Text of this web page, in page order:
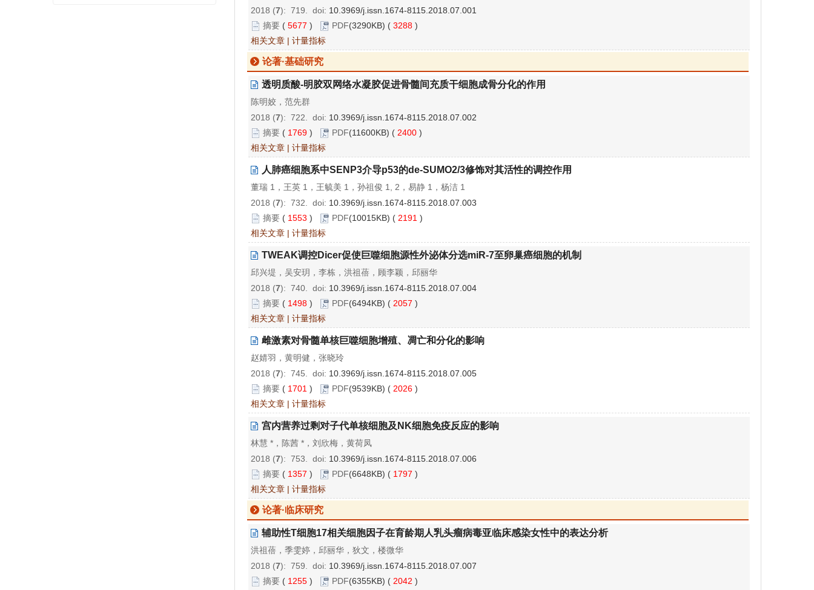
2018 (7): 719. doi: 10.3969/j.issn.1674-8115.2018.07.001
摘要 ( 5677 ) PDF(3290KB) ( 3288 )
相关文章 | 计量指标
论著·基础研究
透明质酸-明胶双网络水凝胶促进骨髓间充质干细胞成骨分化的作用
陈明姣，范先群
2018 (7): 722. doi: 10.3969/j.issn.1674-8115.2018.07.002
摘要 ( 1769 ) PDF(11600KB) ( 2400 )
相关文章 | 计量指标
人肺癌细胞系中SENP3介导p53的de-SUMO2/3修饰对其活性的调控作用
董瑞 1，王英 1，王毓美 1，孙祖俊 1, 2，易静 1，杨洁 1
2018 (7): 732. doi: 10.3969/j.issn.1674-8115.2018.07.003
摘要 ( 1553 ) PDF(10015KB) ( 2191 )
相关文章 | 计量指标
TWEAK调控Dicer促使巨噬细胞源性外泌体分选miR-7至卵巢癌细胞的机制
邱兴堤，吴安玥，李栋，洪祖蓓，顾李颖，邱丽华
2018 (7): 740. doi: 10.3969/j.issn.1674-8115.2018.07.004
摘要 ( 1498 ) PDF(6494KB) ( 2057 )
相关文章 | 计量指标
雌激素对骨髓单核巨噬细胞增殖、凋亡和分化的影响
赵婧羽，黄明健，张晓玲
2018 (7): 745. doi: 10.3969/j.issn.1674-8115.2018.07.005
摘要 ( 1701 ) PDF(9539KB) ( 2026 )
相关文章 | 计量指标
宫内营养过剩对子代单核细胞及NK细胞免疫反应的影响
林慧 *，陈茜 *，刘欣梅，黄荷凤
2018 (7): 753. doi: 10.3969/j.issn.1674-8115.2018.07.006
摘要 ( 1357 ) PDF(6648KB) ( 1797 )
相关文章 | 计量指标
论著·临床研究
辅助性T细胞17相关细胞因子在育龄期人乳头瘤病毒亚临床感染女性中的表达分析
洪祖蓓，季雯婷，邱丽华，狄文，楼微华
2018 (7): 759. doi: 10.3969/j.issn.1674-8115.2018.07.007
摘要 ( 1255 ) PDF(6355KB) ( 2042 )